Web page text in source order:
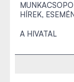
HÍREK,
A HIVATAL